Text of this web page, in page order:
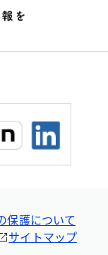
保護について
サイトマップ